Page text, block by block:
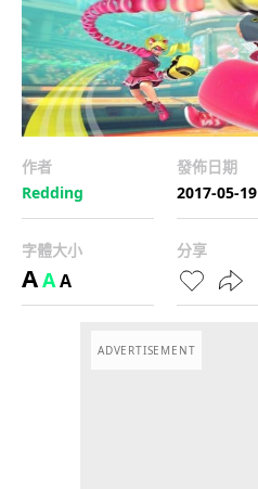
作者
Redding
發佈日期
2017-05-19
字體大小
AAA
分享
ADVERTISEMENT